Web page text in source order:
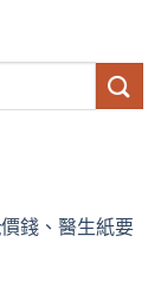
錢、醫生紙要